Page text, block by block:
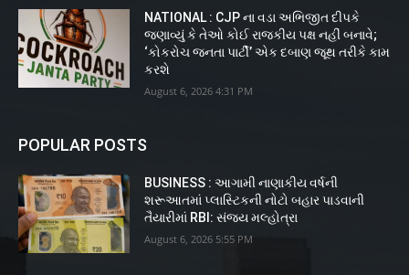
NATIONAL : CJP ના વડા અભિજીત દીપકે
જણાવ્યું કે તેઓ કોઈ રાજકીય પક્ષ નહીં બનાવે;
‘કોકરોચ જનતા પાર્ટી’ એક દબાણ જૂથ તરીકે કામ
કરશે
August 6, 2026 4:31 PM
POPULAR POSTS
BUSINESS : આગામી નાણાકીય વર્ષની
શરૂઆતમાં પ્લાસ્ટિકની નોટો બહાર પાડવાની
તૈયારીમાં RBI: સંજય મલ્હોત્રા
August 6, 2026 5:55 PM